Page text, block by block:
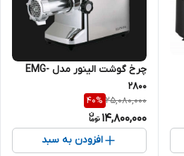
چرخ گوشت الینور مدل EMG-
2800
25,080,000
40%
14,800,000
افزودن به سبد